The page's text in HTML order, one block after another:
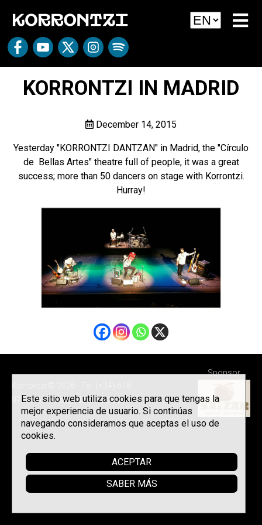
KORRONTZI IN MADRID
December 14, 2015
Yesterday "KORRONTZI DANTZAN" in Madrid, the "Círculo
de Bellas Artes" theatre full of people, it was a great
success; more than 50 dancers on stage with Korrontzi.
Hurray!
072 076 -Política de privacidad
Sponsor
Este sitio web utiliza cookies para que tengas la
mejor experiencia de usuario. Si continúas
navegando consideramos que aceptas el uso de
cookies.
ACEPTAR
SABER MÁS